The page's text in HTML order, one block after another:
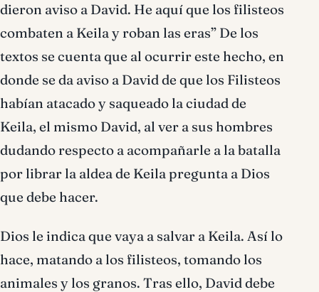
dieron aviso a David. He aquí que los filisteos
combaten a Keila y roban las eras” De los
textos se cuenta que al ocurrir este hecho, en
donde se da aviso a David de que los Filisteos
habían atacado y saqueado la ciudad de
Keila, el mismo David, al ver a sus hombres
dudando respecto a acompañarle a la batalla
por librar la aldea de Keila pregunta a Dios
que debe hacer.
Dios le indica que vaya a salvar a Keila. Así lo
hace, matando a los filisteos, tomando los
animales y los granos. Tras ello, David debe